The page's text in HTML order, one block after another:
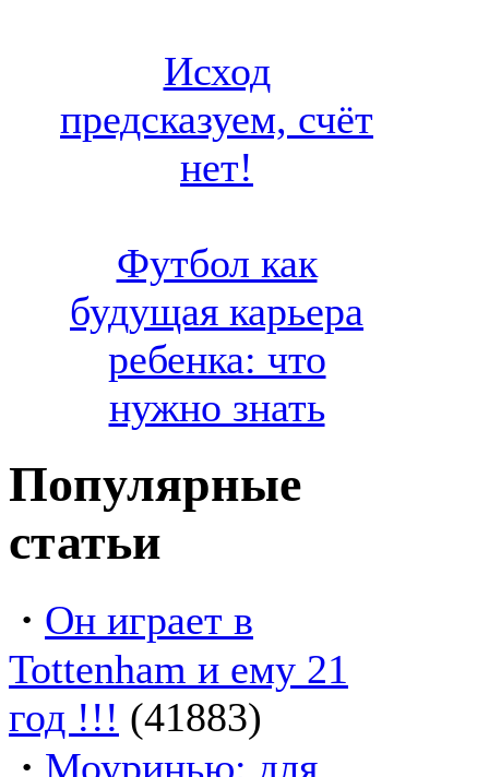
Исход
предсказуем, счёт
нет!
Футбол как
будущая карьера
ребенка: что
нужно знать
Популярные
статьи
· Он играет в
Tottenham и ему 21
год !!! (41883)
· Моуринью: для